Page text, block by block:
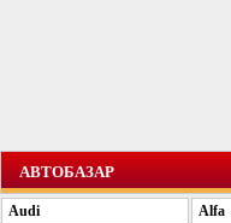
АВТОБАЗАР
Audi
Alfa